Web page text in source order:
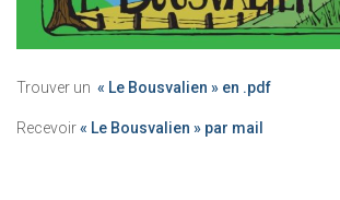
Trouver un « Le Bousvalien » en .pdf
Recevoir« Le Bousvalien » par mail